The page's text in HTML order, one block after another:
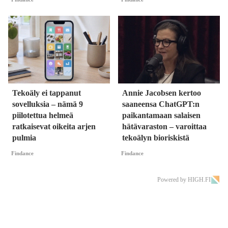
Tekoäly ei tappanut
sovelluksia – nämä 9
piilotettua helmeä
ratkaisevat oikeita arjen
pulmia
Findance
Annie Jacobsen kertoo
saaneensa ChatGPT:n
paikantamaan salaisen
hätävaraston – varoittaa
tekoälyn bioriskistä
Findance
Powered by HIGH.FI